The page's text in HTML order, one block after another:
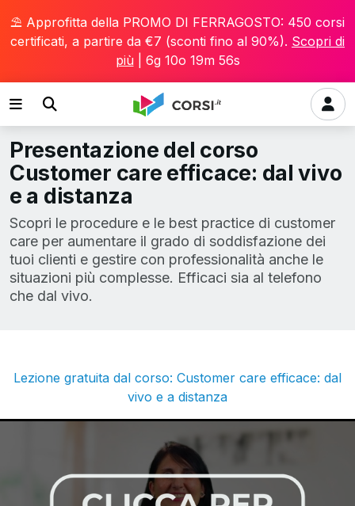
⛱️ Approfitta della PROMO DI FERRAGOSTO: 450 corsi
certificati, a partire da €7 (sconti fino al 90%). Scopri di
più
6g 10o 19m 55s
Presentazione del corso
Customer care efficace: dal vivo
e a distanza
Scopri le procedure e le best practice di customer
care per aumentare il grado di soddisfazione dei
tuoi clienti e gestire con professionalità anche le
situazioni più complesse. Efficaci sia al telefono
che dal vivo.
Lezione gratuita dal corso: Customer care efficace: dal
vivo e a distanza